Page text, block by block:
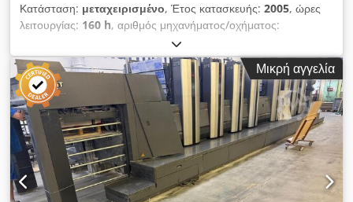
Κατάσταση: μεταχειρισμένο, Έτος κατασκευής: 2005, ώρες
λειτουργίας: 160 h, αριθμός μηχανήματος/οχήματος:
, Διαστάσεις 36 x 52 εκ., CPtronic, Easyplate,
σύστημα υγρασίας Alcolor, πλύσιμο του κυλίνδρου ελαστικών,
πλύσιμο του κυλίνδρου εκτύπωσης, τμηματοποιημένες λεπίδες
μελανιού, σύστημα ψύξης και ανακυκλοφορίας της Baldwin.
Dedpfxeztappe Aaiokr
Μικρή αγγελία